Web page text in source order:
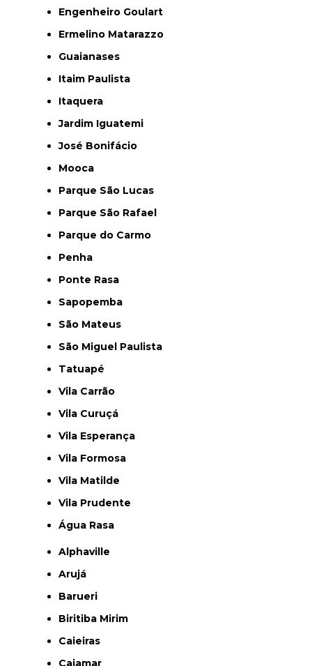
Engenheiro Goulart
Ermelino Matarazzo
Guaianases
Itaim Paulista
Itaquera
Jardim Iguatemi
José Bonifácio
Mooca
Parque São Lucas
Parque São Rafael
Parque do Carmo
Penha
Ponte Rasa
Sapopemba
São Mateus
São Miguel Paulista
Tatuapé
Vila Carrão
Vila Curuçá
Vila Esperança
Vila Formosa
Vila Matilde
Vila Prudente
Água Rasa
Alphaville
Arujá
Barueri
Biritiba Mirim
Caieiras
Cajamar